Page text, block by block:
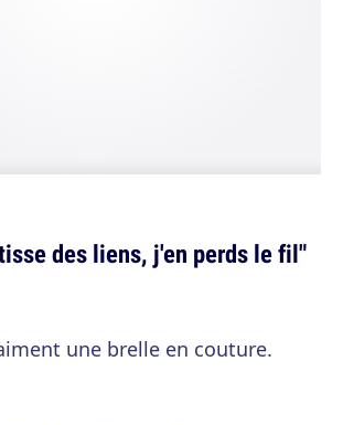
des liens, j'en perds le fil"
une brelle en couture.